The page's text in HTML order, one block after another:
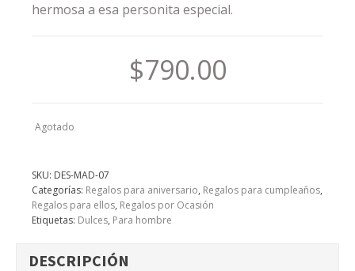
hermosa a esa personita especial.
$790.00
Agotado
SKU: DES-MAD-07
Categorías: Regalos para aniversario, Regalos para cumpleaños,
Regalos para ellos, Regalos por Ocasión
Etiquetas: Dulces, Para hombre
DESCRIPCIÓN